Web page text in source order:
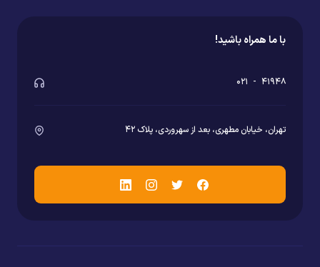
با ما همراه باشید!
۰۲۱ - ۴۱۹۴۸
تهران، خیابان مطهری، بعد از سهروردی، پلاک ۴۲